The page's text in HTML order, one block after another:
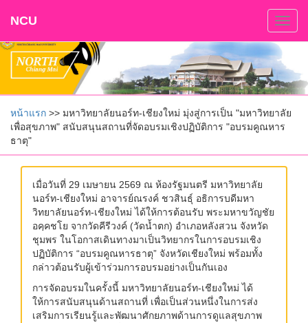
NCU
หน้าแรก >> มหาวิทยาลัยนอร์ท-เชียงใหม่ มุ่งสู่การเป็น "มหาวิทยาลัย
เพื่อสุขภาพ" สนับสนุนสถานที่จัดอบรมเชิงปฏิบัติการ "อบรมคูณหาร
ธาตุ"
เมื่อวันที่ 29 เมษายน 2569 ณ ห้องรัฐมนตรี มหาวิทยาลัย
นอร์ท-เชียงใหม่ อาจารย์ณรงค์ ชวสินธุ์ อธิการบดีมหา
วิทยาลัยนอร์ท-เชียงใหม่ ได้ให้การต้อนรับ พระมหาขวัญชัย
อคฺคชโย จากวัดคีรีวงค์ (วัดน้ำตก) อำเภอหลังสวน จังหวัด
ชุมพร ในโอกาสเดินทางมาเป็นวิทยากรในการอบรมเชิง
ปฏิบัติการ “อบรมคูณหารธาตุ” จังหวัดเชียงใหม่ พร้อมทั้ง
กล่าวต้อนรับผู้เข้าร่วมการอบรมอย่างเป็นกันเอง
การจัดอบรมในครั้งนี้ มหาวิทยาลัยนอร์ท-เชียงใหม่ ได้
ให้การสนับสนุนด้านสถานที่ เพื่อเป็นส่วนหนึ่งในการส่ง
เสริมการเรียนรู้และพัฒนาศักยภาพด้านการดูแลสุขภาพ